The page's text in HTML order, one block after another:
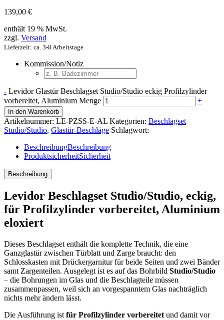
139,00 €
enthält 19 % MwSt.
zzgl. Versand
Lieferzeit: ca. 3-8 Arbeitstage
Kommission/Notiz
- Levidor Glastür Beschlagset Studio/Studio eckig Profilzylinder
vorbereitet, Aluminium Menge
+
In den Warenkorb
Artikelnummer: LE-PZSS-E-AL Kategorien: Beschlagset
Studio/Studio, Glastür-Beschläge Schlagwort:
BeschreibungBeschreibung
ProduktsicherheitSicherheit
Beschreibung
Levidor Beschlagset Studio/Studio, eckig,
für Profilzylinder vorbereitet, Aluminium
eloxiert
Dieses Beschlagset enthält die komplette Technik, die eine
Ganzglastür zwischen Türblatt und Zarge braucht: den
Schlosskasten mit Drückergarnitur für beide Seiten und zwei Bänder
samt Zargenteilen. Ausgelegt ist es auf das Bohrbild Studio/Studio
– die Bohrungen im Glas und die Beschlagteile müssen
zusammenpassen, weil sich an vorgespanntem Glas nachträglich
nichts mehr ändern lässt.
Die Ausführung ist für Profilzylinder vorbereitet und damit vor